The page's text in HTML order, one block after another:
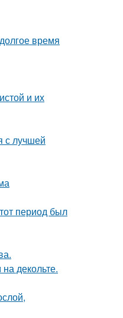
время
и их
с лучшей
период был
декольте.